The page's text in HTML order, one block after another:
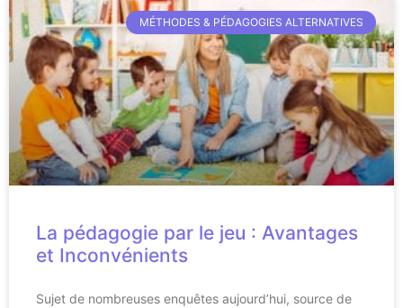
MÉTHODES & PÉDAGOGIES ALTERNATIVES
La pédagogie par le jeu : Avantages
et Inconvénients
Sujet de nombreuses enquêtes aujourd’hui, source de